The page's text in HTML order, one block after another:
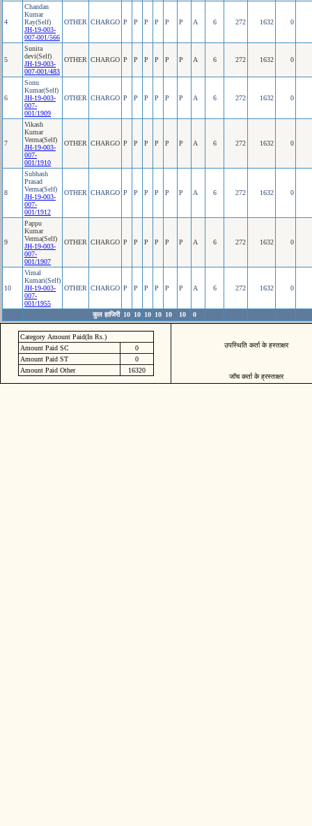
4
Chandan
Kumar
Ray(Self)
JH-19-003-
007-001/566
OTHER CHARGO P P P P P P A 6 272 1632 0
5
Sunita
devi(Self)
JH-19-003-
007-001/483
OTHER CHARGO P P P P P P A 6 272 1632 0
6
Sonu
Kumar(Self)
JH-19-003-
007-
001/1909
OTHER CHARGO P P P P P P A 6 272 1632 0
7
Vikash
Kumar
Verma(Self)
JH-19-003-
007-
001/1910
OTHER CHARGO P P P P P P A 6 272 1632 0
8
Subhash
Prasad
Verma(Self)
JH-19-003-
007-
001/1912
OTHER CHARGO P P P P P P A 6 272 1632 0
9
Pappu
Kumar
Verma(Self)
JH-19-003-
007-
001/1907
OTHER CHARGO P P P P P P A 6 272 1632 0
10
Vimal
Kumari(Self)
JH-19-003-
007-
001/1955
OTHER CHARGO P P P P P P A 6 272 1632 0
कुल हाजिरी 10 10 10 10 10 10 0
Category Amount Paid(In Rs.)
Amount Paid SC
0
Amount Paid ST
0
Amount Paid Other
16320
उपस्थिति कर्ता के हस्ताक्षर
जॉच कर्ता के ह्रस्ताक्षर